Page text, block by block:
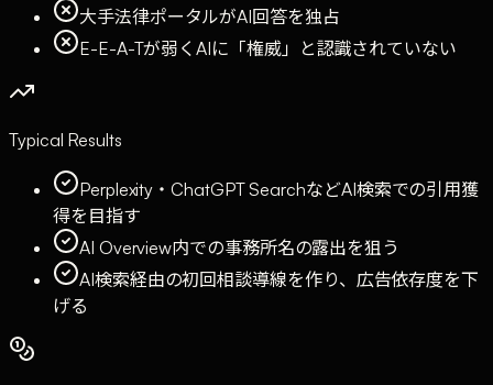
大手法律ポータルがAI回答を独占
E-E-A-Tが弱くAIに「権威」と認識されていない
Typical Results
Perplexity・ChatGPT SearchなどAI検索での引用獲
得を目指す
AI Overview内での事務所名の露出を狙う
AI検索経由の初回相談導線を作り、広告依存度を下
げる